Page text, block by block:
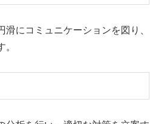
にコミュニケーションを図り、